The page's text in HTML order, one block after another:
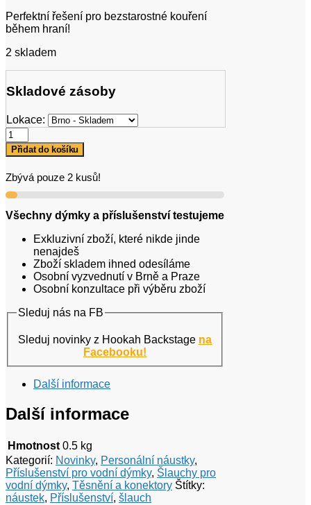
Perfektní řešení pro bezstarostné kouření
během hraní!
2 skladem
Skladové zásoby
Lokace:
Tvarovatelný
konektor
na
růžový
množství
Přidat do košíku
Zbývá pouze 2 kusů!
Všechny dýmky a příslušenství testujeme
Exkluzivní zboží, které nikde jinde
nenajdeš
Zboží skladem ihned odesíláme
Osobní vyzvednutí v Brně a Praze
Osobní konzultace při výběru zboží
Sleduj nás na FB
Sleduj novinky z Hookah Backstage na
Facebooku!
Další informace
Další informace
Hmotnost 0.5 kg
Kategorií: Novinky, Personální náustky,
Příslušenství pro vodní dýmky, Šlauchy pro
vodní dýmky, Těsnění a konektory Štítky:
náustek, Příslušenství, šlauch